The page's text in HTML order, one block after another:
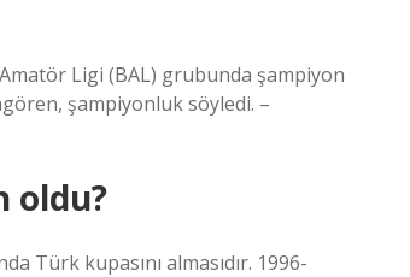
Ligi (BAL) grubunda şampiyon
şampiyonluk söyledi. –
oldu?
Türk kupasını almasıdır. 1996-